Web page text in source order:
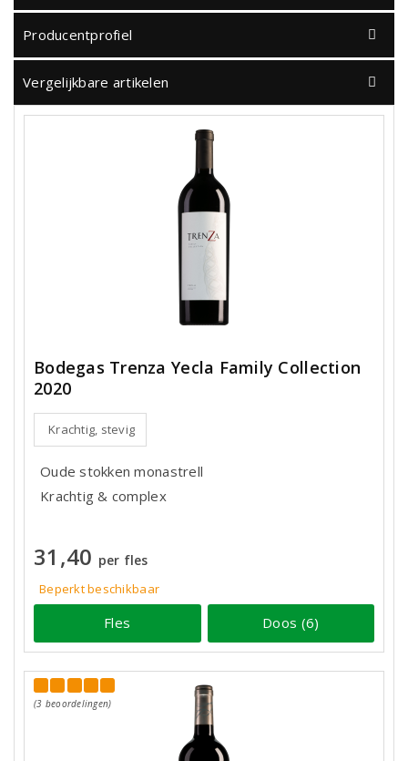
Producentprofiel
Vergelijkbare artikelen
Bodegas Trenza Yecla Family Collection
2020
Krachtig, stevig
Oude stokken monastrell
Krachtig & complex
31,40 per fles
Beperkt beschikbaar
Fles Doos (6)
(3 beoordelingen)